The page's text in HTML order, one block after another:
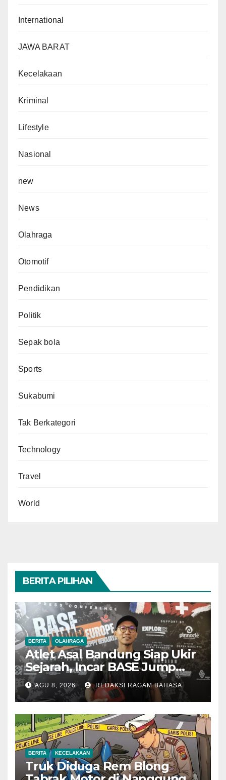
International
JAWA BARAT
Kecelakaan
Kriminal
Lifestyle
Nasional
new
News
Olahraga
Otomotif
Pendidikan
Politik
Sepak bola
Sports
Sukabumi
Tak Berkategori
Technology
Travel
World
BERITA PILIHAN
BERITA OLAHRAGA
Atlet Asal Bandung Siap Ukir
Sejarah, Incar BASE Jump
dari Eiger Mushroom Swiss
AGU 8, 2026 REDAKSI RAGAM BAHASA
BERITA KECELAKAAN
Truk Diduga Rem Blong